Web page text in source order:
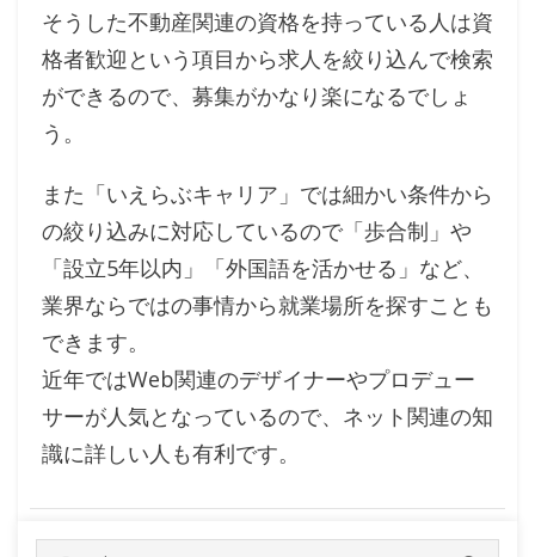
そうした不動産関連の資格を持っている人は資
格者歓迎という項目から求人を絞り込んで検索
ができるので、募集がかなり楽になるでしょ
う。
また「いえらぶキャリア」では細かい条件から
の絞り込みに対応しているので「歩合制」や
「設立5年以内」「外国語を活かせる」など、
業界ならではの事情から就業場所を探すことも
できます。
近年ではWeb関連のデザイナーやプロデュー
サーが人気となっているので、ネット関連の知
識に詳しい人も有利です。